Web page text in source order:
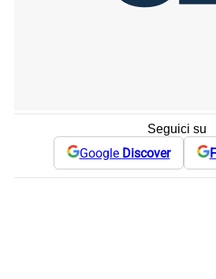
Seguici su
Google Discover